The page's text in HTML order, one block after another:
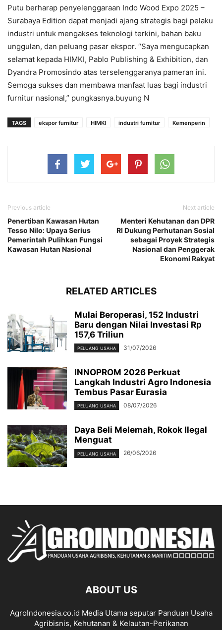
Putu berharap penyelenggaraan Indo Wood Expo 2025 –
Surabaya Edition dapat menjadi ajang strategis bagi pelaku
industri untuk mengakses teknologi terkini, bahan baku
unggulan, dan peluang pasar ekspor. “Saya mengucapkan
selamat kepada HIMKI, Pablo Publishing & Exhibition, dan
Dyandra Promosindo atas terselenggaranya pameran ini.
Semoga sukses dan membawa manfaat luas bagi industri
furnitur nasional,” pungkasnya.buyung N
TAGS ekspor furnitur HIMKI industri furnitur Kemenperin
Previous article
Penertiban Kawasan Hutan
Tesso Nilo: Upaya Serius
Pemerintah Pulihkan Fungsi
Kawasan Hutan Nasional
Next article
Menteri Kehutanan dan DPR
RI Dukung Perhutanan Sosial
sebagai Proyek Strategis
Nasional dan Penggerak
Ekonomi Rakyat
RELATED ARTICLES
Mulai Beroperasi, 152 Industri
Baru dengan Nilai Investasi Rp
157,6 Triliun
PELUANG USAHA 31/07/2026
INNOPROM 2026 Perkuat
Langkah Industri Agro Indonesia
Tembus Pasar Eurasia
PELUANG USAHA 08/07/2026
Daya Beli Melemah, Rokok Ilegal
Menguat
PELUANG USAHA 26/06/2026
ABOUT US
AgroIndonesia.co.id Media Utama seputar Panduan Usaha
Agribisnis, Kehutanan & Kelautan-Perikanan